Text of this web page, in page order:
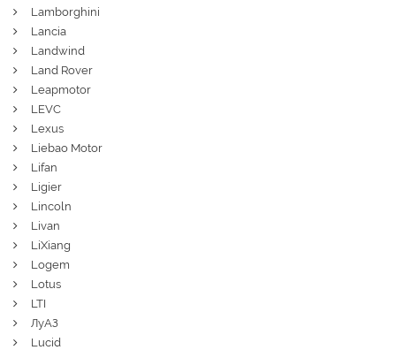
Lamborghini
Lancia
Landwind
Land Rover
Leapmotor
LEVC
Lexus
Liebao Motor
Lifan
Ligier
Lincoln
Livan
LiXiang
Logem
Lotus
LTI
ЛуАЗ
Lucid